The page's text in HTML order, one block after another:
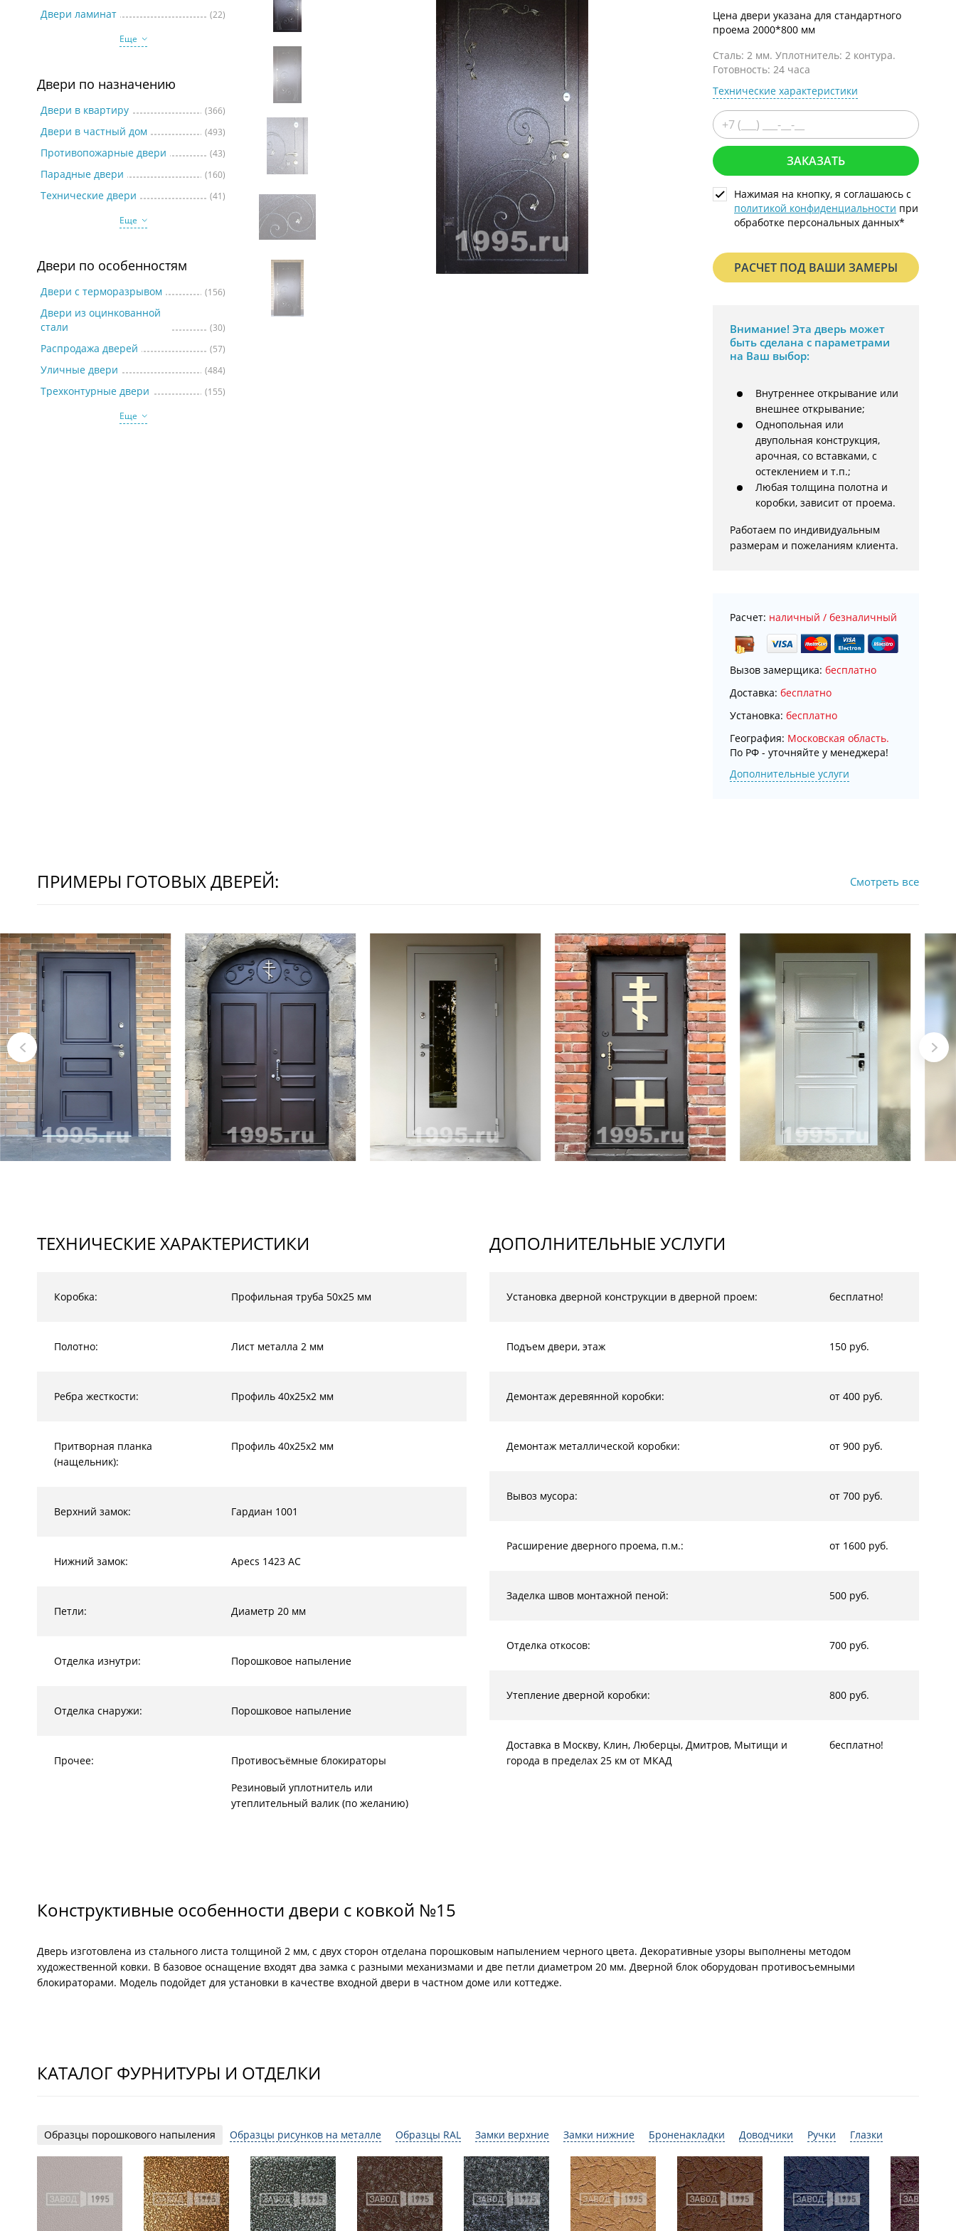
Двери с винилискожей
Коричневые двери
Двери ламинат
(22)
Еще
Двери по назначению
Двери в квартиру (366)
Двери в частный дом (493)
Противопожарные двери (43)
Парадные двери (160)
Технические двери
(41)
Еще
Двери по особенностям
Двери с терморазрывом (156)
Двери из оцинкованной
стали
(30)
Распродажа дверей (57)
Уличные двери (484)
Трехконтурные двери
(155)
Еще
Цена двери указана для стандартного
проема 2000*800 мм
Сталь: 2 мм. Уплотнитель: 2 контура.
Готовность: 24 часа
Технические характеристики
ЗАКАЗАТЬ
Нажимая на кнопку, я соглашаюсь с
политикой конфиденциальности при
обработке персональных данных*
РАСЧЕТ ПОД ВАШИ ЗАМЕРЫ
Внимание! Эта дверь может
быть сделана с параметрами
на Ваш выбор:
Внутреннее открывание или
внешнее открывание;
Однопольная или
двупольная конструкция,
арочная, со вставками, с
остеклением и т.п.;
Любая толщина полотна и
коробки, зависит от проема.
Работаем по индивидуальным
размерам и пожеланиям клиента.
Расчет: наличный / безналичный
Вызов замерщика: бесплатно
Доставка: бесплатно
Установка: бесплатно
География: Московская область.
По РФ - уточняйте у менеджера!
Дополнительные услуги
ПРИМЕРЫ ГОТОВЫХ ДВЕРЕЙ: Смотреть все
ТЕХНИЧЕСКИЕ ХАРАКТЕРИСТИКИ
Коробка: Профильная труба 50х25 мм
Полотно: Лист металла 2 мм
Ребра жесткости: Профиль 40х25х2 мм
Притворная планка
(нащельник):
Профиль 40х25х2 мм
Верхний замок: Гардиан 1001
Нижний замок: Apecs 1423 AC
Петли: Диаметр 20 мм
Отделка изнутри: Порошковое напыление
Отделка снаружи: Порошковое напыление
Прочее:
Противосъёмные блокираторы
Резиновый уплотнитель или
утеплительный валик (по желанию)
ДОПОЛНИТЕЛЬНЫЕ УСЛУГИ
Установка дверной конструкции в дверной проем: бесплатно!
Подъем двери, этаж 150 руб.
Демонтаж деревянной коробки: от 400 руб.
Демонтаж металлической коробки: от 900 руб.
Вывоз мусора: от 700 руб.
Расширение дверного проема, п.м.: от 1600 руб.
Заделка швов монтажной пеной: 500 руб.
Отделка откосов: 700 руб.
Утепление дверной коробки: 800 руб.
Доставка в Москву, Клин, Люберцы, Дмитров, Мытищи и
города в пределах 25 км от МКАД
бесплатно!
Конструктивные особенности двери с ковкой №15
Дверь изготовлена из стального листа толщиной 2 мм, с двух сторон отделана порошковым напылением черного цвета. Декоративные узоры выполнены методом
художественной ковки. В базовое оснащение входят два замка с разными механизмами и две петли диаметром 20 мм. Дверной блок оборудован противосъемными
блокираторами. Модель подойдет для установки в качестве входной двери в частном доме или коттедже.
КАТАЛОГ ФУРНИТУРЫ И ОТДЕЛКИ
Образцы порошкового напыления Образцы рисунков на металле Образцы RAL Замки верхние Замки нижние Броненакладки Доводчики Ручки Глазки